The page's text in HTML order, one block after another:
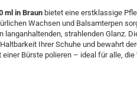
ml in Braun bietet eine erstklassige
Wachsen und Balsamterpen
langanhaltenden, strahlenden Glanz.
Ihrer Schuhe und bewahrt
Bürste polieren – ideal für alle,